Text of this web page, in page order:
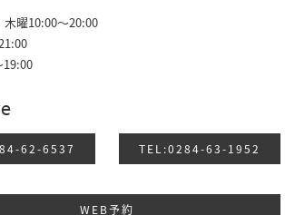
木曜10:00～20:00
19:00
62-6537 TEL:0284-63-1952
WEB予約